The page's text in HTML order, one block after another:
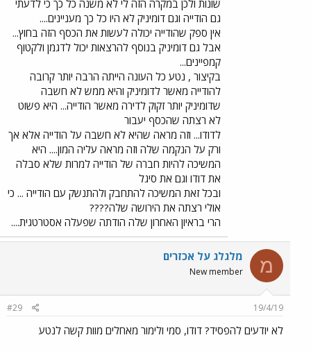
שונות ולכן במקרה הזה לי לא משנה כל כך כי לדעתי
גם הודייה וגם דומיניק לא היו כל כך מעניינים....
אין ספק שהודייה יכולה לעשות את הכסף הזה בחוץ...
אבל גם דומיניק בנוסף להרצאות יכול לדגמן ולקטוף
קמפיינים...
בקיצור , נטע כל העונה הייתה הרבה יותר קרובה
להודייה מאשר לדומיניק והיא ממש לא חשבה
שדומיניק יותר זקוק לדירה מאשר הודייה... היא פשוט
לא רצתה שהכסף יעבור
לדודו... וזה מראה שהיא לא חשבה על הודייה אלא אך
ורק על הנקמה שלה וזה מראה עליה המון.... היא
המשיכה להיות חברה של הודייה למרות שלא סבלה
את דודו וגם את סיגל
ובכל זאת המשיכה להתחבק ולהתנשק עם הודייה ... כי
אולי רצתה את הירושה שלה????
הרי בראיון האחרון שלה הודתה שפעלה אסטרטגית....
מ מלגלג על אכזרים
New member
19/4/19
#29
לא יודעים להפסיד? דודו, סמי ולימור מאחלים מוות קשה לנטע